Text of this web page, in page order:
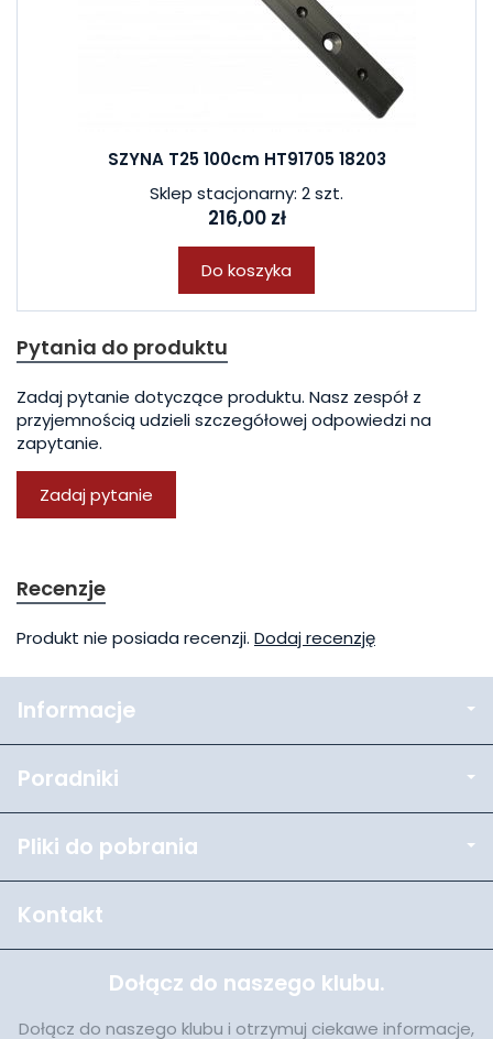
SZYNA T25 100cm HT91705 18203
Sklep stacjonarny: 2 szt.
216,00 zł
Do koszyka
Pytania do produktu
Zadaj pytanie dotyczące produktu. Nasz zespół z
przyjemnością udzieli szczegółowej odpowiedzi na
zapytanie.
Zadaj pytanie
Recenzje
Produkt nie posiada recenzji. Dodaj recenzję
Informacje
Poradniki
Pliki do pobrania
Kontakt
Dołącz do naszego klubu.
Dołącz do naszego klubu i otrzymuj ciekawe informacje,